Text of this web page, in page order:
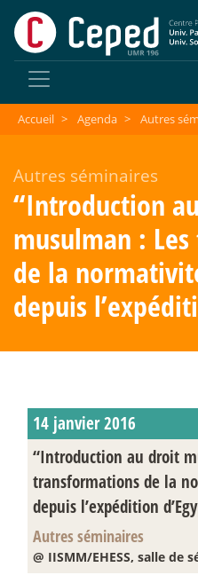
Accueil > Agenda > Autres
Autres séminaires
“Introduction
musulman :
de la
depuis
14 janvier 2016
“Introduction au droit
transformations de la
depuis l’expédition
Autres séminaires
@ IISMM/EHESS, salle de